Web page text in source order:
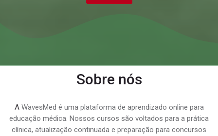
Sobre nós
A WavesMed é uma plataforma de aprendizado online para
educação médica. Nossos cursos são voltados para a prática
clínica, atualização continuada e preparação para concursos